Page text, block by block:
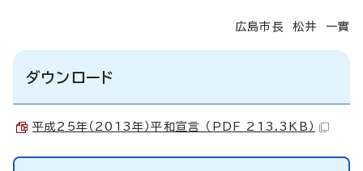
広島市長 松井 一實
ダウンロード
平成25年（2013年）平和宣言 （PDF 213.3KB）